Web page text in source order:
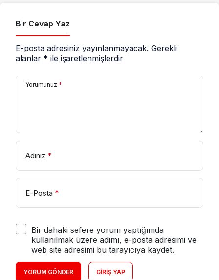
Bir Cevap Yaz
E-posta adresiniz yayınlanmayacak. Gerekli
alanlar * ile işaretlenmişlerdir
Yorumunuz *
Adınız *
E-Posta *
Bir dahaki sefere yorum yaptığımda
kullanılmak üzere adımı, e-posta adresimi ve
web site adresimi bu tarayıcıya kaydet.
YORUM GÖNDER GIRIŞ YAP